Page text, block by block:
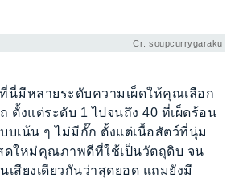
Cr: soupcurrygaraku
นี่มีหลายระดับความเผ็ดให้คุณเลือก
ตั้งแต่ระดับ 1 ไปจนถึง 40 ที่เผ็ดร้อน
บเน้น ๆ ไม่มีกั๊ก ตั้งแต่เนื้อสัตว์ที่นุ่ม
ดใหม่คุณภาพดีที่ใช้เป็นวัตถุดิบ จน
เสียงเดียวกันว่าสุดยอด แถมยังมี